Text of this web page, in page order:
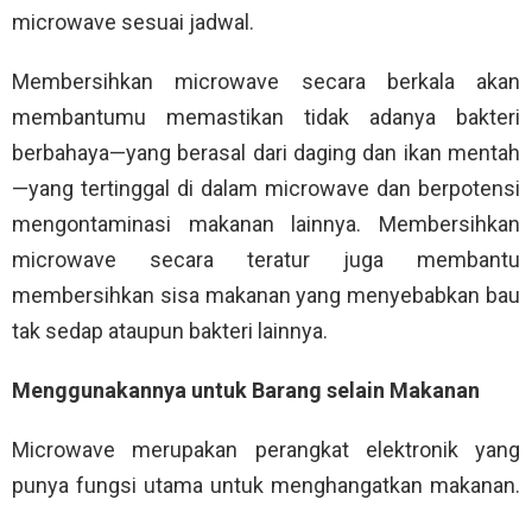
microwave sesuai jadwal.
Membersihkan microwave secara berkala akan
membantumu memastikan tidak adanya bakteri
berbahaya—yang berasal dari daging dan ikan mentah
—yang tertinggal di dalam microwave dan berpotensi
mengontaminasi makanan lainnya. Membersihkan
microwave secara teratur juga membantu
membersihkan sisa makanan yang menyebabkan bau
tak sedap ataupun bakteri lainnya.
Menggunakannya untuk Barang selain Makanan
Microwave merupakan perangkat elektronik yang
punya fungsi utama untuk menghangatkan makanan.